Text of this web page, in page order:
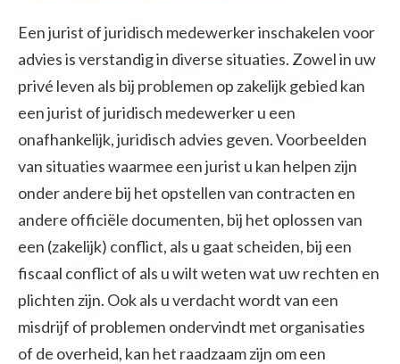
Een jurist of juridisch medewerker inschakelen voor
advies is verstandig in diverse situaties. Zowel in uw
privé leven als bij problemen op zakelijk gebied kan
een jurist of juridisch medewerker u een
onafhankelijk, juridisch advies geven. Voorbeelden
van situaties waarmee een jurist u kan helpen zijn
onder andere bij het opstellen van contracten en
andere officiële documenten, bij het oplossen van
een (zakelijk) conflict, als u gaat scheiden, bij een
fiscaal conflict of als u wilt weten wat uw rechten en
plichten zijn. Ook als u verdacht wordt van een
misdrijf of problemen ondervindt met organisaties
of de overheid, kan het raadzaam zijn om een